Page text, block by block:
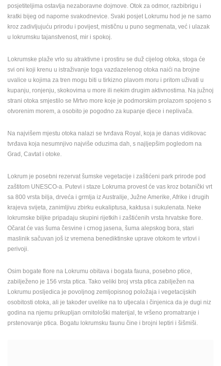
NAS
MEDIJI O
NAMA,
NAGRADE I
DONACIJE
ZA NOVE
WEB
KAMERE
TERMS OF
PRIVACY
POLICY
HRVATSKI
ENGLISH
posjetiteljima ostavlja nezaboravne dojmove. Otok za odmor, razbibrigu i
kratki bijeg od naporne svakodnevice. Svaki posjet Lokrumu hod je ne samo
kroz zadivljujuću prirodu i povijest, mističnu u puno segmenata, već i ulazak
u lokrumsku tajanstvenost, mir i spokoj.
Lokrumske plaže vrlo su atraktivne i prostiru se duž cijelog otoka, stoga će
svi oni koji krenu u istraživanje toga vazdazelenog otoka naići na brojne
uvalice u kojima za tren mogu biti u tirkizno plavom moru i pritom uživati u
kupanju, ronjenju, skokovima u more ili nekim drugim aktivnostima. Na južnoj
strani otoka smjestilo se Mrtvo more koje je podmorskim prolazom spojeno s
otvorenim morem, a osobito je pogodno za kupanje djece i neplivača.
Na najvišem mjestu otoka nalazi se tvrđava Royal, koja je danas vidikovac
tvrđava koja nesumnjivo najviše oduzima dah, s najljepšim pogledom na
Grad, Cavtat i otoke.
Lokrum je posebni rezervat šumske vegetacije i zaštićeni park prirode pod
zaštitom UNESCO-a. Putevi i staze Lokruma provest će vas kroz botanički vrt
sa 800 vrsta bilja, drveća i grmlja iz Australije, Južne Amerike, Afrike i drugih
krajeva svijeta, zanimljivu zbirku eukaliptusa, kaktusa i sukulenata. Neke
lokrumske biljke pripadaju skupini rijetkih i zaštićenih vrsta hrvatske flore.
Očarat će vas šuma česvine i crnog jasena, šuma alepskog bora, stari
maslinik sačuvan još iz vremena benediktinske uprave otokom te vrtovi i
perivoji.
Osim bogate flore na Lokrumu obitava i bogata fauna, posebno ptice,
zabilježeno je 156 vrsta ptica. Tako veliki broj vrsta ptica zabilježen na
Lokrumu posljedica je povoljnog zemljopisnog položaja i vegetacijskih
osobitosti otoka, ali je također uvelike na to utjecala i činjenica da je dugi niz
godina na njemu prikupljan ornitološki materijal, te vršeno promatranje i
prstenovanje ptica. Bogatu lokrumsku faunu čine i brojni leptiri i šišmiši.